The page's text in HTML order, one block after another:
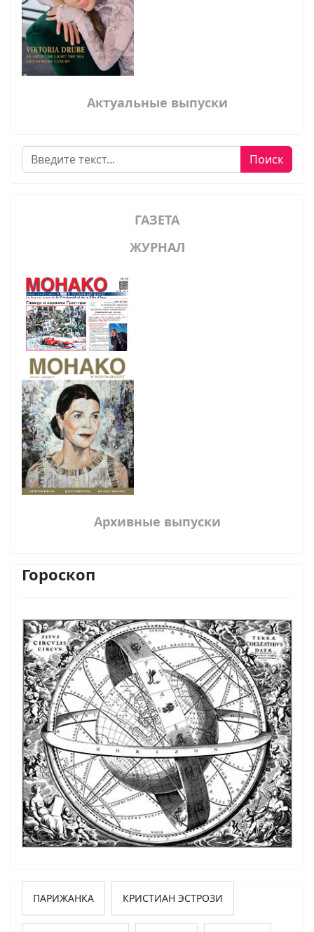
Актуальные выпуски
Поиск Поиск
ГАЗЕТА
ЖУРНАЛ
Архивные выпуски
Гороскоп
ПАРИЖАНКА КРИСТИАН ЭСТРОЗИ